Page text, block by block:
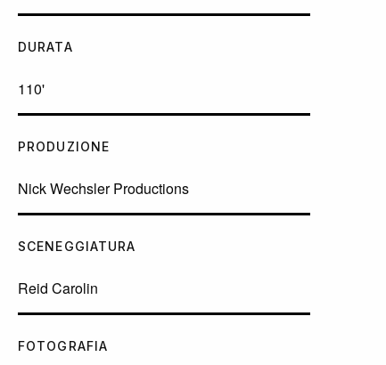
DURATA
110'
PRODUZIONE
Nick Wechsler Productions
SCENEGGIATURA
Reid Carolin
FOTOGRAFIA